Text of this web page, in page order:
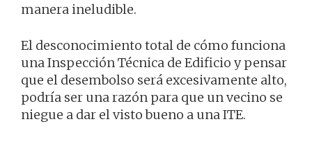
manera ineludible.
El desconocimiento total de cómo funciona
una Inspección Técnica de Edificio y pensar
que el desembolso será excesivamente alto,
podría ser una razón para que un vecino se
niegue a dar el visto bueno a una ITE.